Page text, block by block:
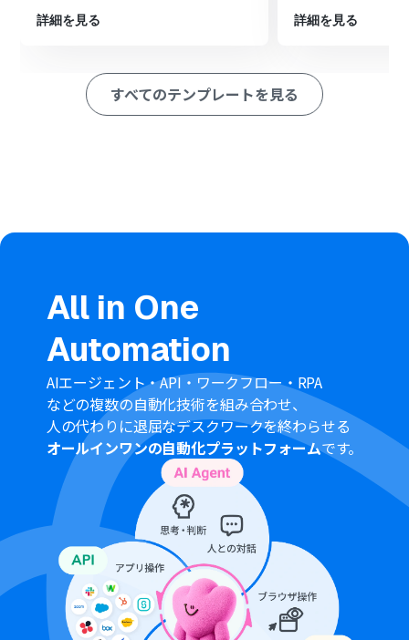
うにします。
最後に、オペレーションでOutlookの「自分のカレンダー
※「トリガー」：フロー起動のきっかけとなるアクション、「オ
ペレーション」：トリガー起動後、フロー内で処理を行うアク
る条件を、Notionのプロパティ情報をもとに任意で設定
注意事項
Notion、OutlookのそれぞれとYoomを連携してくださ
い。
トリガーは5分、10分、15分、30分、60分の間隔で起動
間隔を選択できます。
プランによって最短の起動間隔が異なりますので、ご注意
ください。
Microsoft365（旧Office365）には、家庭向けプランと一
般法人向けプラン（Microsoft365 Business）があり、一
般法人向けプランに加入していない場合には認証に失敗
する可能性があります。
分岐はミニプラン以上のプランでご利用いただける機能
（オペレーション）となっております。フリープランの場
合は設定しているフローボットのオペレーションはエラ
ーとなりますので、ご注意ください。
ミニプランなどの有料プランは、2週間の無料トライアル
を行うことが可能です。無料トライアル中には制限対象の
アプリや機能（オペレーション）を使用することができ
ます。
詳細を見る 詳細を見る
すべてのテンプレートを見る
All in One
Automation
AIエージェント・API・ワークフロー・RPA
などの複数の自動化技術を組み合わせ、
人の代わりに退屈なデスクワークを終わらせる
オールインワンの自動化プラットフォームです。